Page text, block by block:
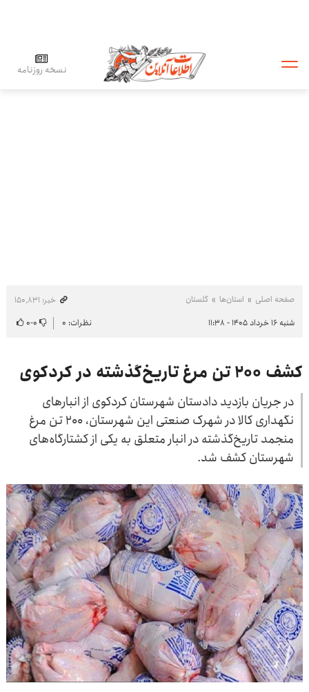
نسخه روزنامه
صفحه اصلی استان‌ها گلستان
خبر: ۱۵۰٬۸۳۱
شنبه ۱۶ خرداد ۱۴۰۵ - ۱۱:۳۸
نظرات: ۰ ۰-۰
کشف ۲۰۰ تن مرغ تاریخ‌گذشته در کردکوی
در جریان بازدید دادستان شهرستان کردکوی از انبارهای
نگهداری کالا در شهرک صنعتی این شهرستان، ۲۰۰ تن مرغ
منجمد تاریخ‌گذشته در انبار متعلق به یکی از کشتارگاه‌های
شهرستان کشف شد.